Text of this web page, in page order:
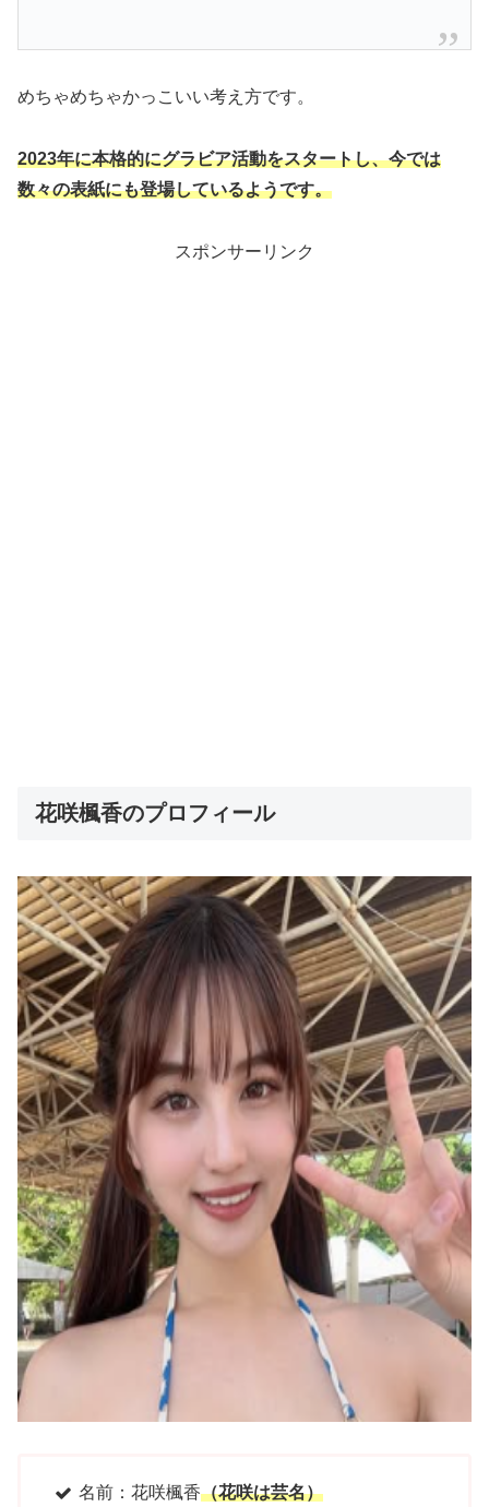
めちゃめちゃかっこいい考え方です。
2023年に本格的にグラビア活動をスタートし、今では
数々の表紙にも登場しているようです。
スポンサーリンク
花咲楓香のプロフィール
名前：花咲楓香（花咲は芸名）